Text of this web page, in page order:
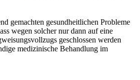
gemachten gesundheitlichen Probleme
wegen solcher nur dann auf eine
geschlossen werden
medizinische Behandlung im